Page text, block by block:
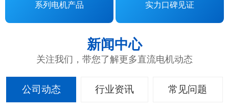
系列电机产品 实力口碑见证
新闻中心
关注我们，带您了解更多直流电机动态
公司动态 行业资讯 常见问题